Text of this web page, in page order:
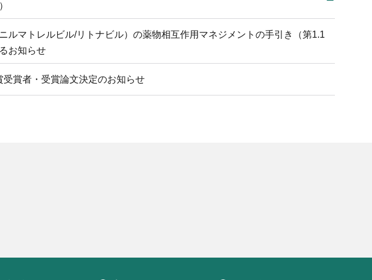
ルマトレルビル/リトナビル）の薬物相互作用マネジメントの手引き（第1.1
お知らせ
受賞者・受賞論文決定のお知らせ